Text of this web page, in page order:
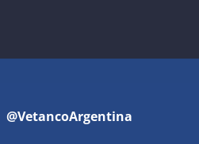
@VetancoArgentina